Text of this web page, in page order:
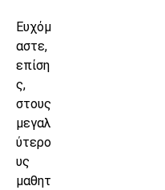
Ευχόμ
αστε,
επίση
ς,
στους
μεγαλ
ύτερο
υς
μαθητ